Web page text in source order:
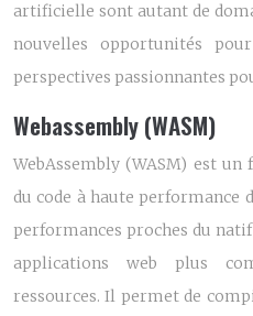
artificielle sont autant de
nouvelles opportunités
perspectives passionnantes
Webassembly (WASM)
WebAssembly (WASM) est
du code à haute performance
performances proches du
applications web plus
ressources. Il permet de